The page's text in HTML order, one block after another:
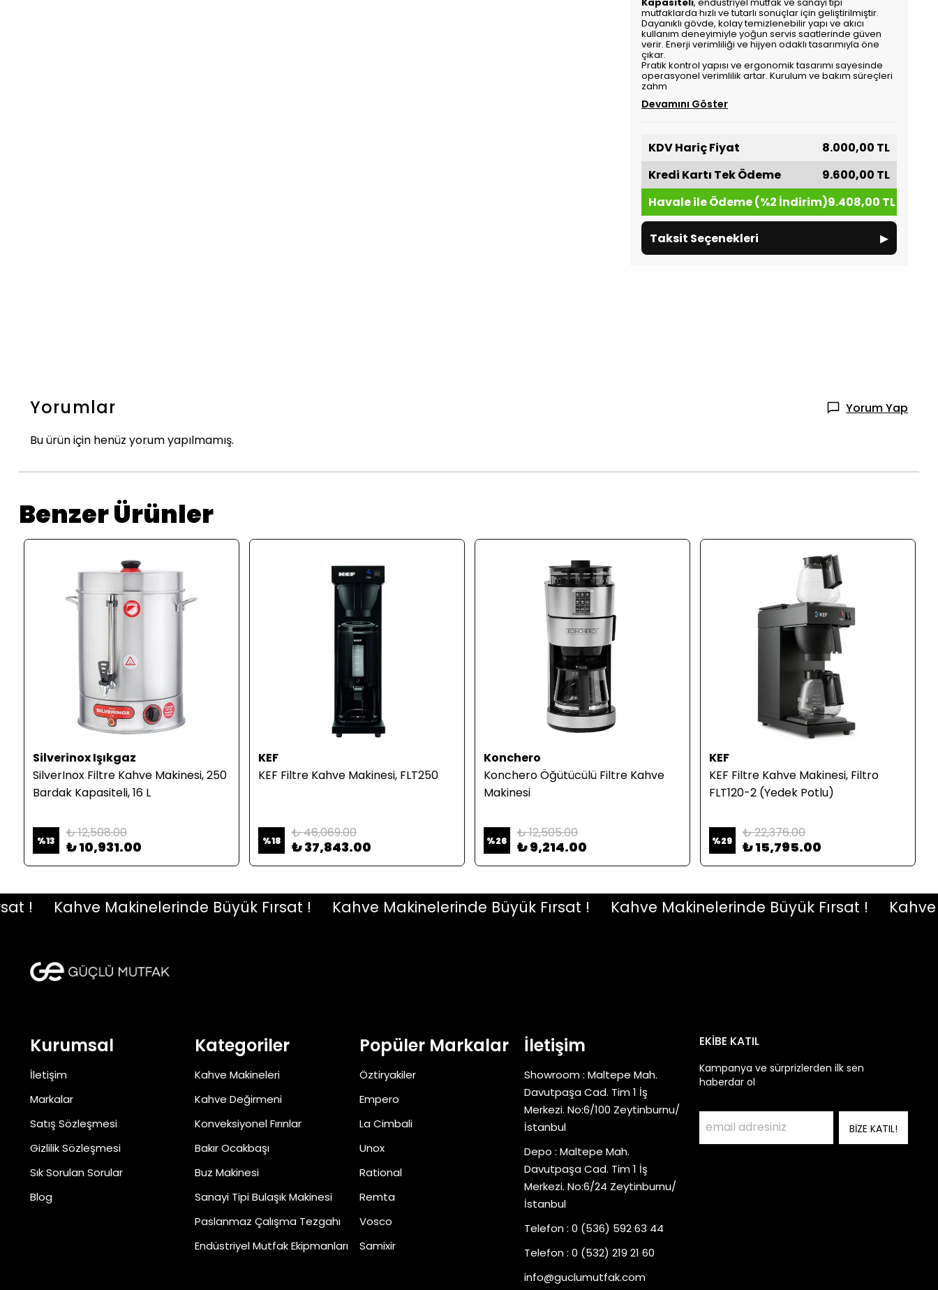
mutfaklarda hızlı ve tutarlı sonuçlar için geliştirilmiştir.
Dayanıklı gövde, kolay temizlenebilir yapı ve akıcı
kullanım deneyimiyle yoğun servis saatlerinde güven
verir. Enerji verimliliği ve hijyen odaklı tasarımıyla öne
çıkar.
Pratik kontrol yapısı ve ergonomik tasarımı sayesinde
operasyonel verimlilik artar. Kurulum ve bakım süreçleri
zahm
Devamını Göster
KDV Hariç Fiyat
8.000,00 TL
Kredi Kartı Tek Ödeme
9.600,00 TL
Havale ile Ödeme (%2 İndirim)9.408,00 TL
Taksit Seçenekleri ▸
Yorumlar Yorum Yap
Bu ürün için henüz yorum yapılmamış.
Benzer Ürünler
Silverinox Işıkgaz
SilverInox Filtre Kahve Makinesi, 250
Bardak Kapasiteli, 16 L
%13 ₺ 12,508.00
₺ 10,931.00
KEF
KEF Filtre Kahve Makinesi, FLT250
%18 ₺ 46,069.00
₺ 37,843.00
Konchero
Konchero Öğütücülü Filtre Kahve
Makinesi
%26 ₺ 12,505.00
₺ 9,214.00
KEF
KEF Filtre Kahve Makinesi, Filtro
FLT120-2 (Yedek Potlu)
%29 ₺ 22,376.00
₺ 15,795.00
Kahve Makinelerinde Büyük Fırsat ! Kahve Makinelerinde Büyük Fırsat ! Kahve Makinelerinde Büyük Fırsat ! Kahve
Kurumsal
İletişim
Markalar
Satış Sözleşmesi
Gizlilik Sözleşmesi
Sık Sorulan Sorular
Blog
Kategoriler
Kahve Makineleri
Kahve Değirmeni
Konveksiyonel Fırınlar
Bakır Ocakbaşı
Buz Makinesi
Sanayi Tipi Bulaşık Makinesi
Paslanmaz Çalışma Tezgahı
Endüstriyel Mutfak Ekipmanları
Popüler Markalar
Öztiryakiler
Empero
La Cimbali
Unox
Rational
Remta
Vosco
Samixir
İletişim
Showroom : Maltepe Mah.
Davutpaşa Cad. Tim 1 İş
Merkezi. No:6/100 Zeytinburnu/
İstanbul
Depo : Maltepe Mah.
Davutpaşa Cad. Tim 1 İş
Merkezi. No:6/24 Zeytinburnu/
İstanbul
Telefon : 0 (536) 592 63 44
Telefon : 0 (532) 219 21 60
info@guclumutfak.com
EKİBE KATIL
Kampanya ve sürprizlerden ilk sen
haberdar ol
BİZE KATIL!